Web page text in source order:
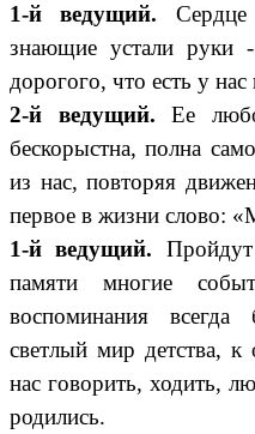
1-й ведущий.
знающие устали руки
дорогого, что есть у нас
2-й ведущий.Ее
бескорыстна, полна
из нас, повторяя
первое в жизни слово:
1-й ведущий.
памяти многие
воспоминания
светлый мир детства,
нас говорить, ходить,
родились.